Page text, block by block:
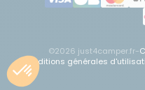
©2026 just4camper.fr-
Conditions générales